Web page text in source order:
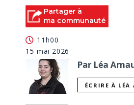
Partager à
ma communauté
11h00
15 mai 2026
Par Léa
ÉCRIRE À LÉA